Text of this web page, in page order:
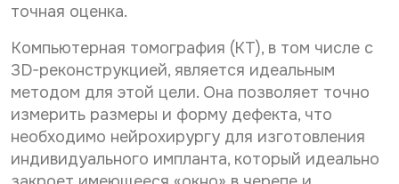
точная оценка.
Компьютерная томография (КТ), в том числе с
3D-реконструкцией, является идеальным
методом для этой цели. Она позволяет точно
измерить размеры и форму дефекта, что
необходимо нейрохирургу для изготовления
индивидуального импланта, который идеально
о
б
р
а
б
о
к
у
п
е
е
н
а
р
а
с
ы
л
к
р
б
о
т
к
у
п
е
р
с
Наименование направившего лечебного учреждения*
ФИО направившего врача, указанного в направлении*